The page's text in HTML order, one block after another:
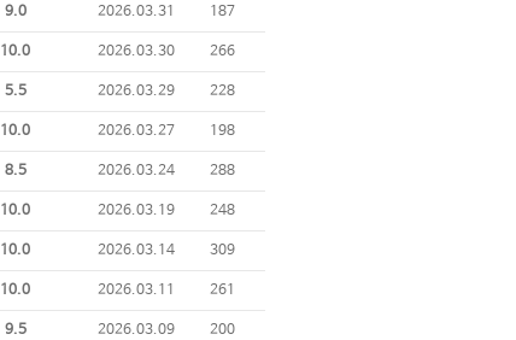
9.0 2026.03.31 187
10.0 2026.03.30 266
5.5 2026.03.29 228
10.0 2026.03.27 198
8.5 2026.03.24 288
10.0 2026.03.19 248
10.0 2026.03.14 309
10.0 2026.03.11 261
9.5 2026.03.09 200